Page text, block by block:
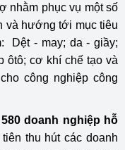
nhằm phục vụ một số
và hướng tới mục tiêu
Dệt - may; da - giầy;
ôtô; cơ khí chế tạo và
công nghiệp công
doanh nghiệp hỗ
thu hút các doanh